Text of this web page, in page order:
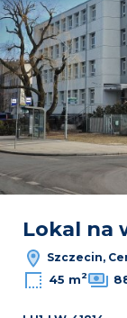
Lokal na
Szczecin,
45 m2